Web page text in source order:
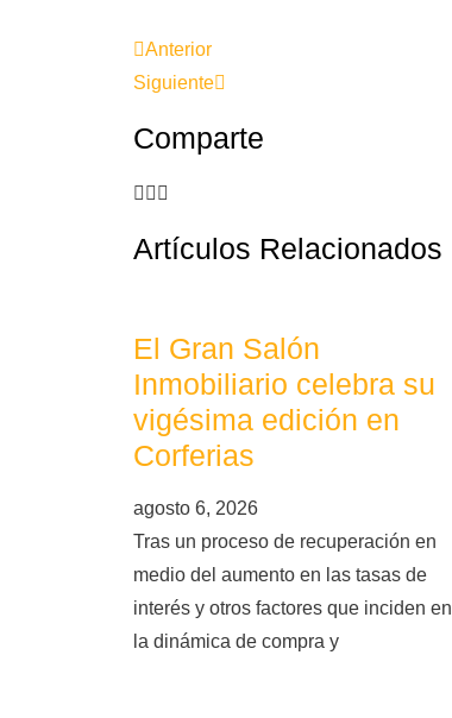
Anterior
Siguiente
Comparte
Artículos Relacionados
El Gran Salón
Inmobiliario celebra su
vigésima edición en
Corferias
agosto 6, 2026
Tras un proceso de recuperación en
medio del aumento en las tasas de
interés y otros factores que inciden en
la dinámica de compra y